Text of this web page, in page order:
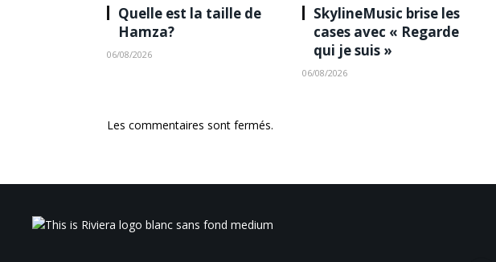
Quelle est la taille de
Hamza?
06/08/2026
SkylineMusic brise les
cases avec « Regarde
qui je suis »
06/08/2026
Les commentaires sont fermés.